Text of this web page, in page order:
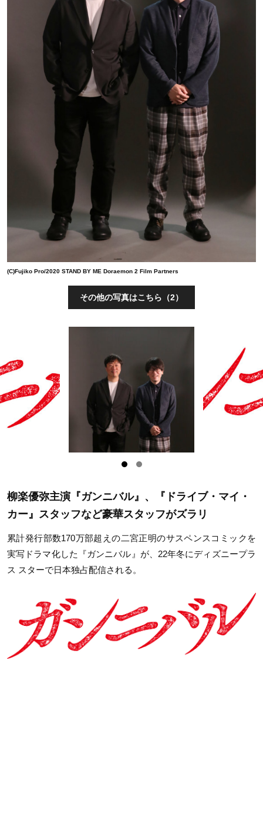
(C)Fujiko Pro/2020 STAND BY ME Doraemon 2 Film Partners
その他の写真はこちら（2）
柳楽優弥主演『ガンニバル』、『ドライブ・マイ・
カー』スタッフなど豪華スタッフがズラリ
累計発行部数170万部超えの二宮正明のサスペンスコミックを
実写ドラマ化した『ガンニバル』が、22年冬にディズニープラ
ス スターで日本独占配信される。